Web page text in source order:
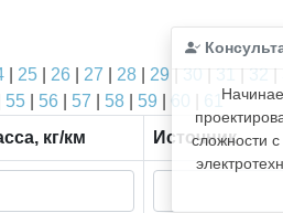
сложности с
| 25| 26 27 28| 29 | 30 | 31 | 32 |
55 56 57 58 59 60
61
кг/км Источник